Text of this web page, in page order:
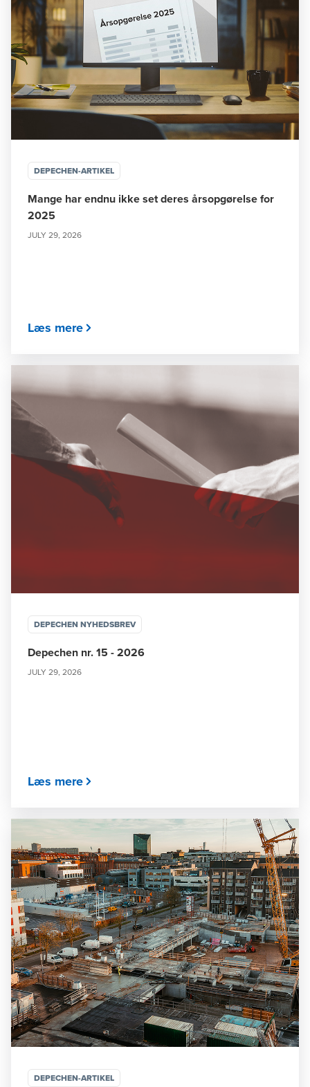
DEPECHEN-ARTIKEL
Mange har endnu ikke set deres årsopgørelse for
2025
JULY 29, 2026
Læs mere
DEPECHEN NYHEDSBREV
Depechen nr. 15 - 2026
JULY 29, 2026
Læs mere
DEPECHEN-ARTIKEL